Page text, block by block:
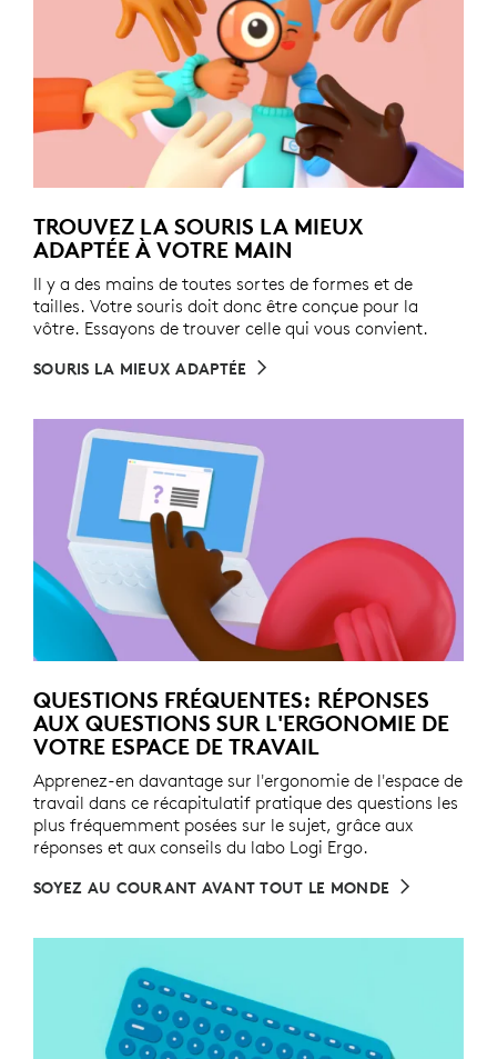
TROUVEZ LA SOURIS LA MIEUX
ADAPTÉE À VOTRE MAIN
Il y a des mains de toutes sortes de formes et de
tailles. Votre souris doit donc être conçue pour la
vôtre. Essayons de trouver celle qui vous convient.
SOURIS LA MIEUX ADAPTÉE
QUESTIONS FRÉQUENTES: RÉPONSES
AUX QUESTIONS SUR L'ERGONOMIE DE
VOTRE ESPACE DE TRAVAIL
Apprenez-en davantage sur l'ergonomie de l'espace de
travail dans ce récapitulatif pratique des questions les
plus fréquemment posées sur le sujet, grâce aux
réponses et aux conseils du labo Logi Ergo.
SOYEZ AU COURANT AVANT TOUT LE MONDE